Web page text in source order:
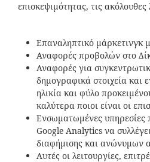
επισκεψιμότητας, τις ακόλουθες
Επαναληπτικό μάρκετινγκ
Αναφορές προβολών στο
Αναφορές για
δημογραφικά στοιχεία και
ηλικία και φύλο
καλύτερα ποιοι είναι οι
Ενσωματωμένες υπηρεσίες
Google Analytics να
διαφήμισης και ανώνυμων
Αυτές οι λειτουργίες,